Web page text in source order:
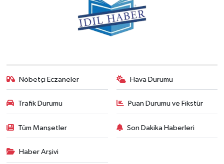
Nöbetçi Eczaneler Hava Durumu
Trafik Durumu Puan Durumu ve Fikstür
Tüm Manşetler Son Dakika Haberleri
Haber Arşivi